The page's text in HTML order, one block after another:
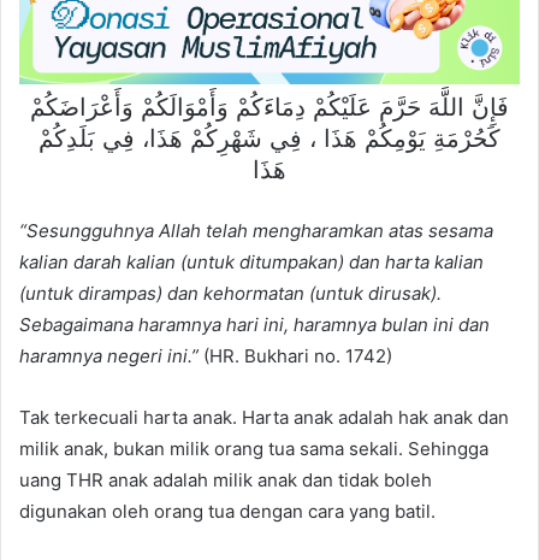
فَإِنَّ اللَّهَ حَرَّمَ عَلَيْكُمْ دِمَاءَكُمْ وَأَمْوَالَكُمْ وَأَعْرَاضَكُمْ
كَحُرْمَةِ يَوْمِكُمْ هَذَا ، فِي شَهْرِكُمْ هَذَا، فِي بَلَدِكُمْ
هَذَا
“Sesungguhnya Allah telah mengharamkan atas sesama
kalian darah kalian (untuk ditumpakan) dan harta kalian
(untuk dirampas) dan kehormatan (untuk dirusak).
Sebagaimana haramnya hari ini, haramnya bulan ini dan
haramnya negeri ini.” (HR. Bukhari no. 1742)
Tak terkecuali harta anak. Harta anak adalah hak anak dan
milik anak, bukan milik orang tua sama sekali. Sehingga
uang THR anak adalah milik anak dan tidak boleh
digunakan oleh orang tua dengan cara yang batil.